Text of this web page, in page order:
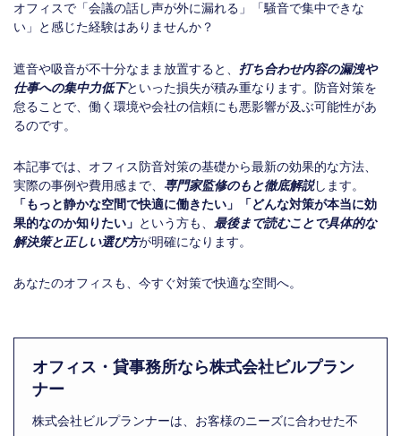
オフィスで「会議の話し声が外に漏れる」「騒音で集中できな
い」と感じた経験はありませんか？
遮音や吸音が不十分なまま放置すると、 打ち合わせ内容の漏洩や
仕事への集中力低下といった損失が積み重なります。防音対策を
怠ることで、働く環境や会社の信頼にも悪影響が及ぶ可能性があ
るのです。
本記事では、オフィス防音対策の基礎から最新の効果的な方法、
実際の事例や費用感まで、 専門家監修のもと徹底解説します。
「もっと静かな空間で快適に働きたい」「どんな対策が本当に効
果的なのか知りたい」 という方も、 最後まで読むことで具体的な
解決策と正しい選び方が明確になります。
あなたのオフィスも、今すぐ対策で快適な空間へ。
オフィス・貸事務所なら株式会社ビルプラン
ナー
株式会社ビルプランナーは、お客様のニーズに合わせた不